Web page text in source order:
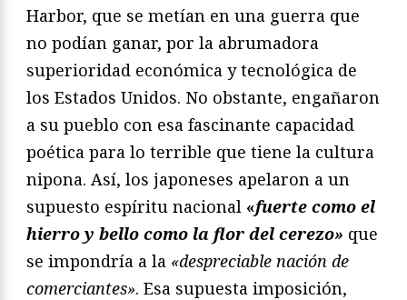
Harbor, que se metían en una guerra que
no podían ganar, por la abrumadora
superioridad económica y tecnológica de
los Estados Unidos. No obstante, engañaron
a su pueblo con esa fascinante capacidad
poética para lo terrible que tiene la cultura
nipona. Así, los japoneses apelaron a un
supuesto espíritu nacional «fuerte como el
hierro y bello como la flor del cerezo» que
se impondría a la «despreciable nación de
comerciantes». Esa supuesta imposición,